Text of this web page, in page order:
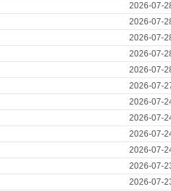
2026-07-
2026-07-
2026-07-
2026-07-
2026-07-
2026-07-
2026-07-
2026-07-
2026-07-
2026-07-
2026-07-
2026-07-